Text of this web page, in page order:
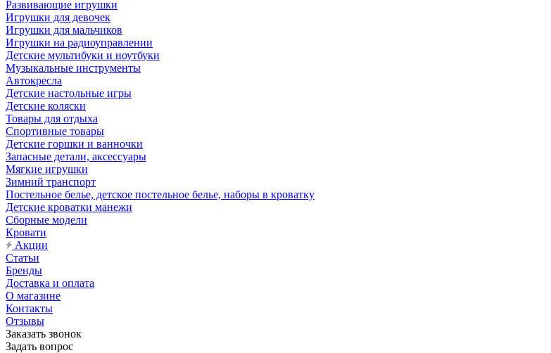
Развивающие игрушки
Игрушки для девочек
Игрушки для мальчиков
Игрушки на радиоуправлении
Детские мультибуки и ноутбуки
Музыкальные инструменты
Автокресла
Детские настольные игры
Детские коляски
Товары для отдыха
Спортивные товары
Детские горшки и ванночки
Запасные детали, аксессуары
Мягкие игрушки
Зимний транспорт
Постельное белье, детское постельное белье, наборы в кроватку
Детские кроватки манежи
Сборные модели
Кровати
Акции
Статьи
Бренды
Доставка и оплата
О магазине
Контакты
Отзывы
Заказать звонок
Задать вопрос